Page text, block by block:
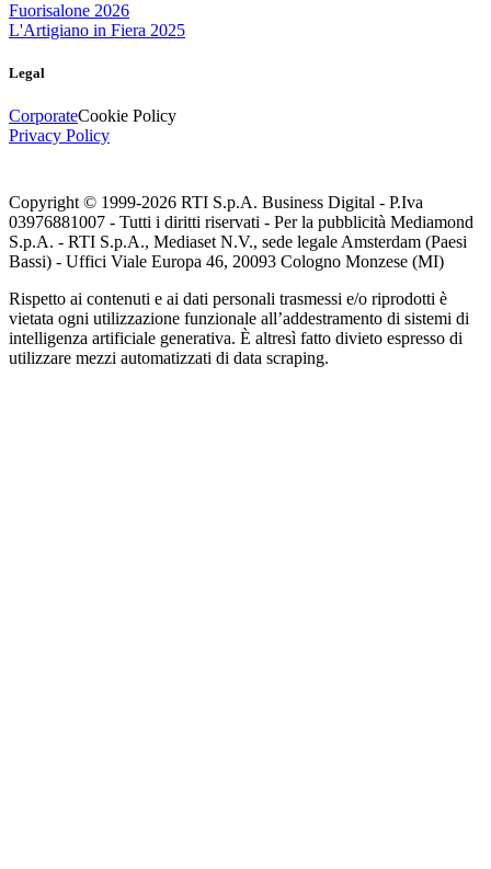
Fuorisalone 2026
L'Artigiano in Fiera 2025
Legal
CorporateCookie Policy
Privacy Policy
Copyright © 1999-2026 RTI S.p.A. Business Digital - P.Iva
03976881007 - Tutti i diritti riservati - Per la pubblicità Mediamond
S.p.A. - RTI S.p.A., Mediaset N.V., sede legale Amsterdam (Paesi
Bassi) - Uffici Viale Europa 46, 20093 Cologno Monzese (MI)
Rispetto ai contenuti e ai dati personali trasmessi e/o riprodotti è
vietata ogni utilizzazione funzionale all’addestramento di sistemi di
intelligenza artificiale generativa. È altresì fatto divieto espresso di
utilizzare mezzi automatizzati di data scraping.